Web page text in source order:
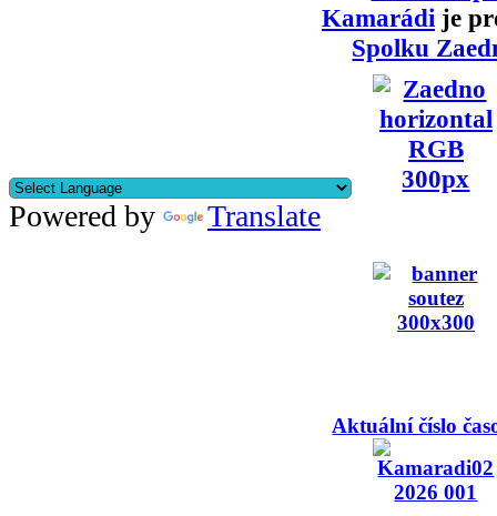
Kamarádi je
Spolku
Powered by Translate
Aktuální číslo